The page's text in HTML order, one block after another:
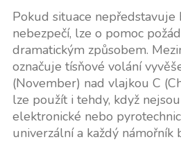
Pokud situace
nebezpečí, lze o pomoc
dramatickým způsobem.
označuje tísňové volání
(November) nad vlajkou C
lze použít i tehdy, když
elektronické nebo
univerzální a každý námořník